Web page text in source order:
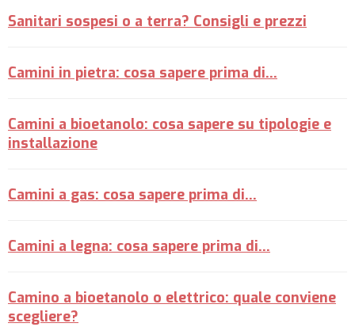
Sanitari sospesi o a terra? Consigli e prezzi
Camini in pietra: cosa sapere prima di...
Camini a bioetanolo: cosa sapere su tipologie e
installazione
Camini a gas: cosa sapere prima di...
Camini a legna: cosa sapere prima di...
Camino a bioetanolo o elettrico: quale conviene
scegliere?